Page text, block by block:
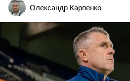
2 ліга
Різне
Букмекери
Олександр Карпенко